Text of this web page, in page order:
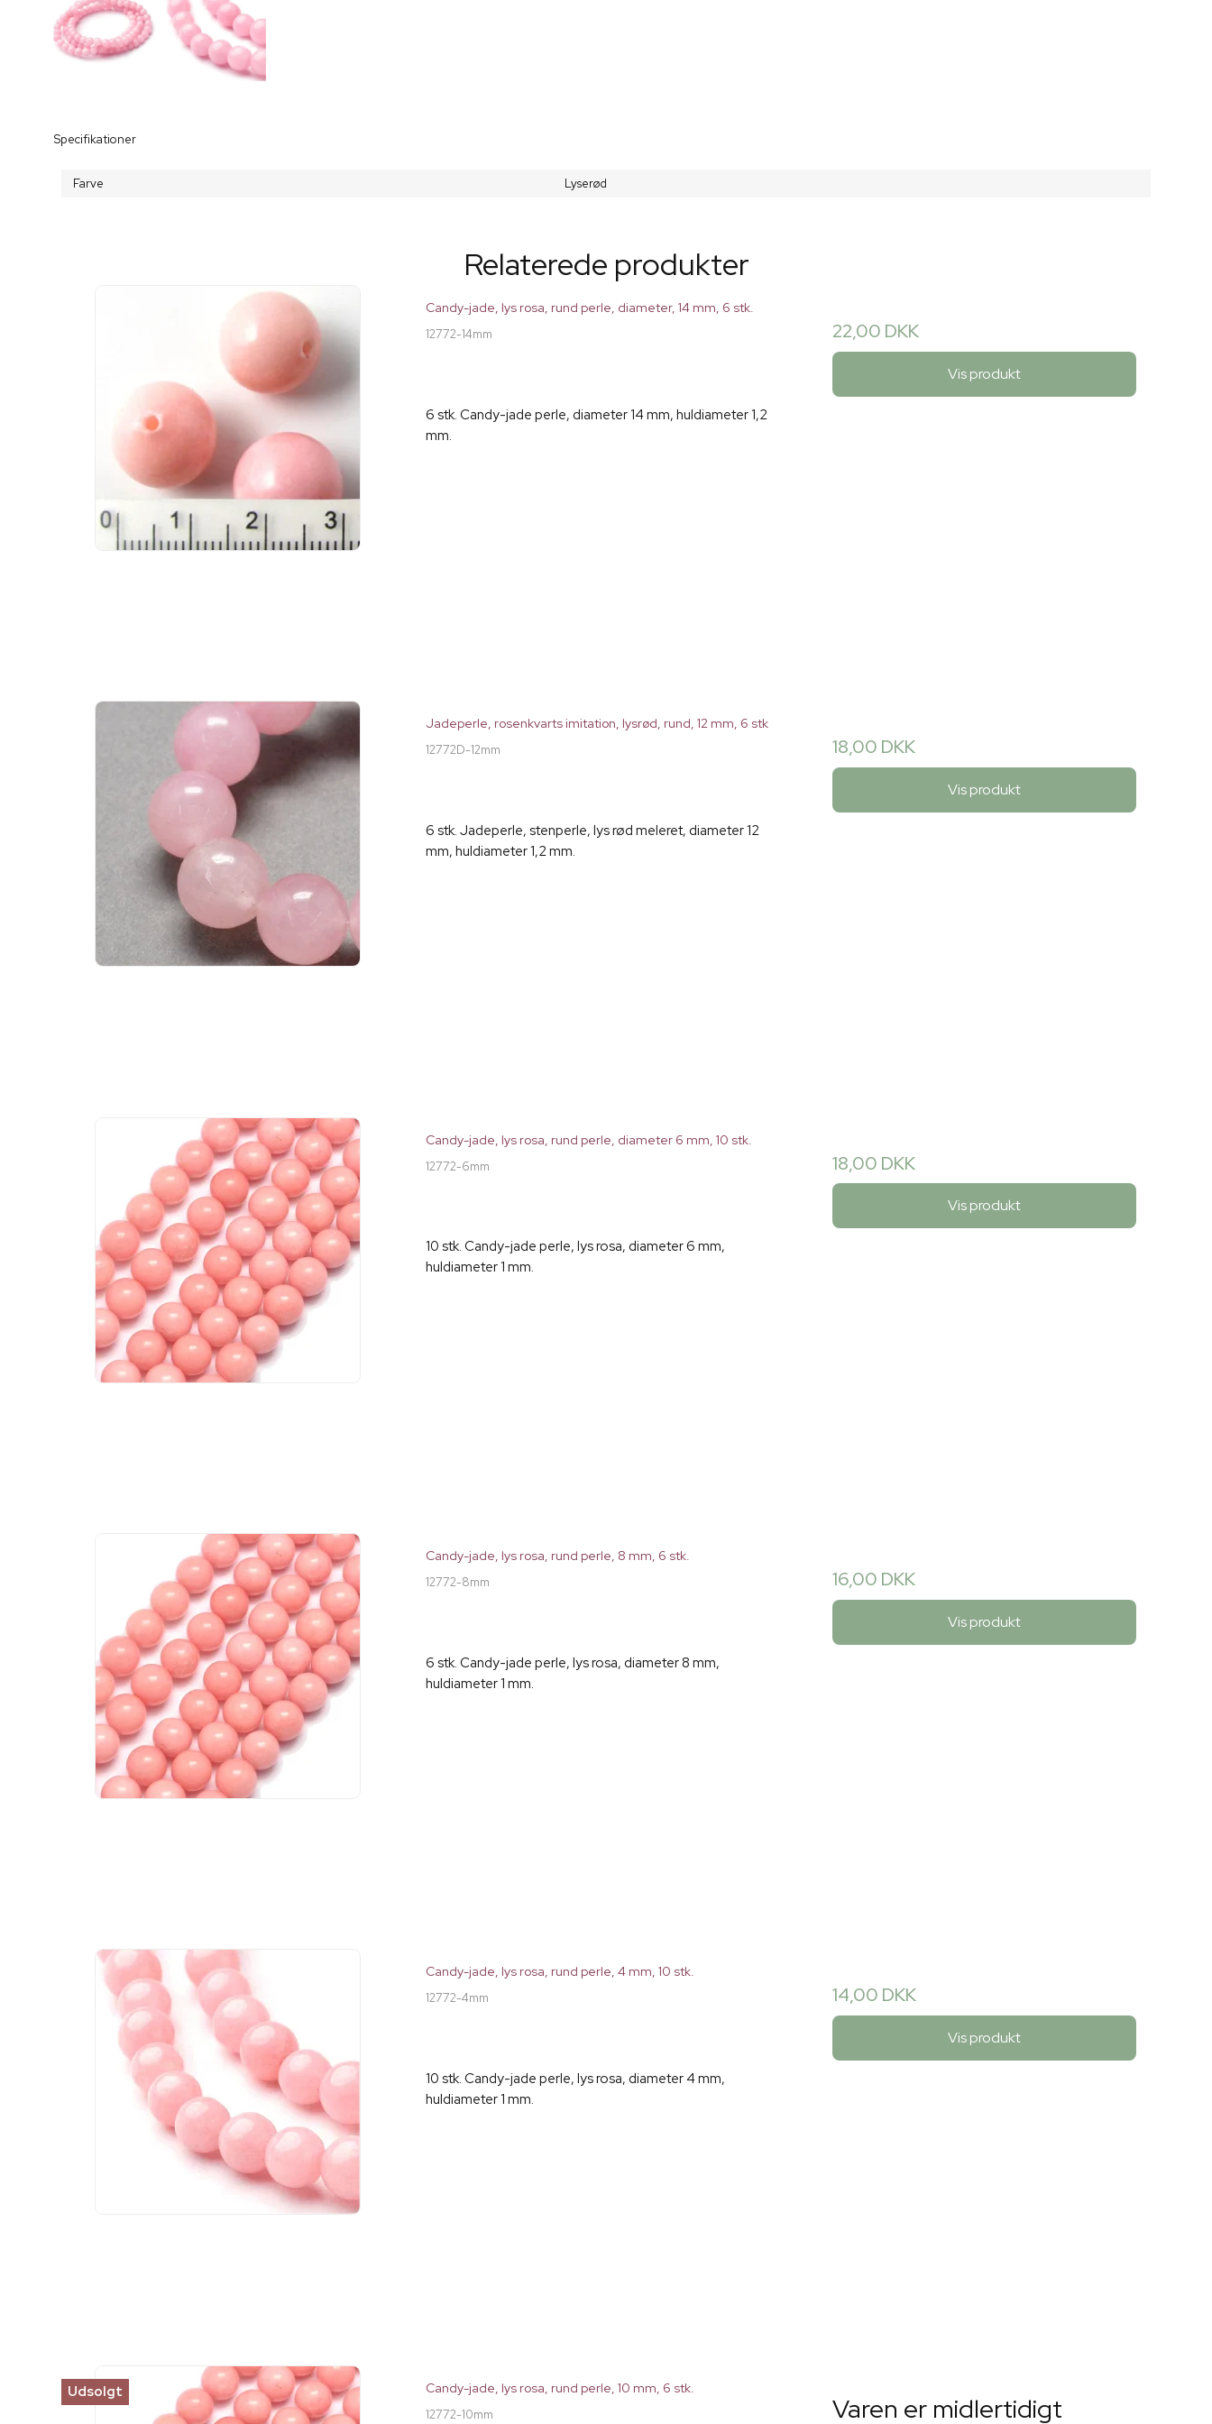
Specifikationer
Farve Lyserød
Relaterede produkter
Candy-jade, lys rosa, rund perle, diameter, 14 mm, 6 stk.
12772-14mm
6 stk. Candy-jade perle, diameter 14 mm, huldiameter 1,2
mm.
22,00 DKK
Vis produkt
Jadeperle, rosenkvarts imitation, lysrød, rund, 12 mm, 6 stk
12772D-12mm
6 stk. Jadeperle, stenperle, lys rød meleret, diameter 12
mm, huldiameter 1,2 mm.
18,00 DKK
Vis produkt
Candy-jade, lys rosa, rund perle, diameter 6 mm, 10 stk.
12772-6mm
10 stk. Candy-jade perle, lys rosa, diameter 6 mm,
huldiameter 1 mm.
18,00 DKK
Vis produkt
Candy-jade, lys rosa, rund perle, 8 mm, 6 stk.
12772-8mm
6 stk. Candy-jade perle, lys rosa, diameter 8 mm,
huldiameter 1 mm.
16,00 DKK
Vis produkt
Candy-jade, lys rosa, rund perle, 4 mm, 10 stk.
12772-4mm
10 stk. Candy-jade perle, lys rosa, diameter 4 mm,
huldiameter 1 mm.
14,00 DKK
Vis produkt
Udsolgt Candy-jade, lys rosa, rund perle, 10 mm, 6 stk.
12772-10mm
Varen er midlertidigt